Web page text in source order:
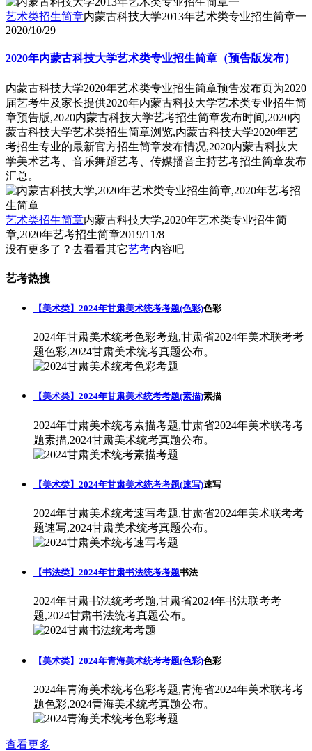
艺术类招生简章内蒙古科技大学2013年艺术类专业招生简章一
2020/10/29
2020年内蒙古科技大学艺术类专业招生简章（预告版发布）
内蒙古科技大学2020年艺术类专业招生简章预告发布页为2020
届艺考生及家长提供2020年内蒙古科技大学艺术类专业招生简
章预告版,2020内蒙古科技大学艺考招生简章发布时间,2020内
蒙古科技大学艺术类招生简章浏览,内蒙古科技大学2020年艺
考招生专业的最新官方招生简章发布情况,2020内蒙古科技大
学美术艺考、音乐舞蹈艺考、传媒播音主持艺考招生简章发布
汇总。
艺术类招生简章内蒙古科技大学,2020年艺术类专业招生简
章,2020年艺考招生简章2019/11/8
没有更多了？去看看其它艺考内容吧
艺考热搜
【美术类】2024年甘肃美术统考考题(色彩)色彩
2024年甘肃美术统考色彩考题,甘肃省2024年美术联考考
题色彩,2024甘肃美术统考真题公布。
【美术类】2024年甘肃美术统考考题(素描)素描
2024年甘肃美术统考素描考题,甘肃省2024年美术联考考
题素描,2024甘肃美术统考真题公布。
【美术类】2024年甘肃美术统考考题(速写)速写
2024年甘肃美术统考速写考题,甘肃省2024年美术联考考
题速写,2024甘肃美术统考真题公布。
【书法类】2024年甘肃书法统考考题书法
2024年甘肃书法统考考题,甘肃省2024年书法联考考
题,2024甘肃书法统考真题公布。
【美术类】2024年青海美术统考考题(色彩)色彩
2024年青海美术统考色彩考题,青海省2024年美术联考考
题色彩,2024青海美术统考真题公布。
查看更多